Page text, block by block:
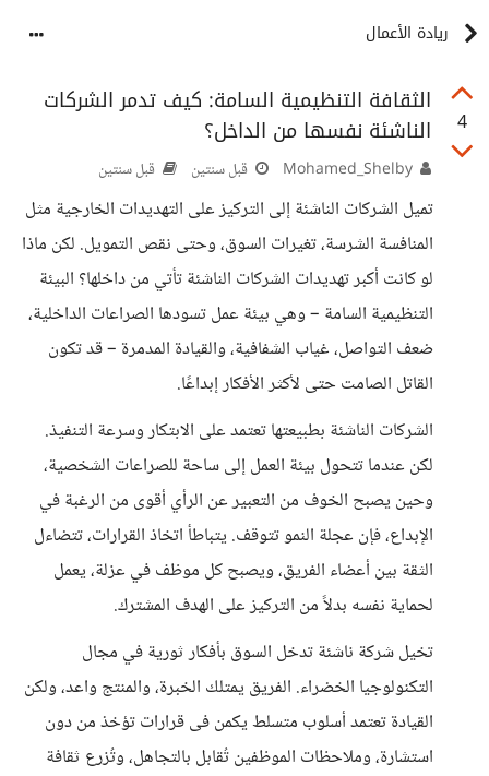
ريادة الأعمال
4
الثقافة التنظيمية السامة: كيف تدمر الشركات
الناشئة نفسها من الداخل؟
قبل سنتين قبل سنتين
تميل الشركات الناشئة إلى التركيز على التهديدات الخارجية مثل
المنافسة الشرسة، تغيرات السوق، وحتى نقص التمويل. لكن ماذا
لو كانت أكبر تهديدات الشركات الناشئة تأتي من داخلها؟ البيئة
التنظيمية السامة – وهي بيئة عمل تسودها الصراعات الداخلية،
ضعف التواصل، غياب الشفافية، والقيادة المدمرة – قد تكون
القاتل الصامت حتى لأكثر الأفكار إبداعًا.
الشركات الناشئة بطبيعتها تعتمد على الابتكار وسرعة التنفيذ.
لكن عندما تتحول بيئة العمل إلى ساحة للصراعات الشخصية،
وحين يصبح الخوف من التعبير عن الرأي أقوى من الرغبة في
الإبداع، فإن عجلة النمو تتوقف. يتباطأ اتخاذ القرارات، تتضاءل
الثقة بين أعضاء الفريق، ويصبح كل موظف في عزلة، يعمل
لحماية نفسه بدلاً من التركيز على الهدف المشترك.
تخيل شركة ناشئة تدخل السوق بأفكار ثورية في مجال
التكنولوجيا الخضراء. الفريق يمتلك الخبرة، والمنتج واعد، ولكن
القيادة تعتمد أسلوب متسلط يكمن فى قرارات تؤخذ من دون
استشارة، وملاحظات الموظفين تُقابل بالتجاهل، وتُزرع ثقافة